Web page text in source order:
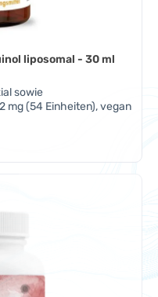
liposomal - 30 ml
sowie
mg (54 Einheiten), vegan